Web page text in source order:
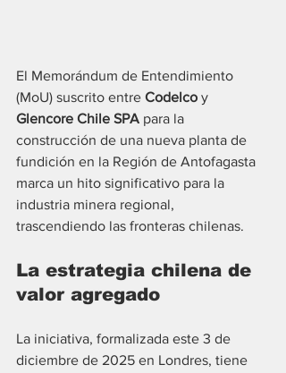
El Memorándum de Entendimiento
(MoU) suscrito entre Codelco y
Glencore Chile SPA para la
construcción de una nueva planta de
fundición en la Región de Antofagasta
marca un hito significativo para la
industria minera regional,
trascendiendo las fronteras chilenas.
La estrategia chilena de
valor agregado
La iniciativa, formalizada este 3 de
diciembre de 2025 en Londres, tiene